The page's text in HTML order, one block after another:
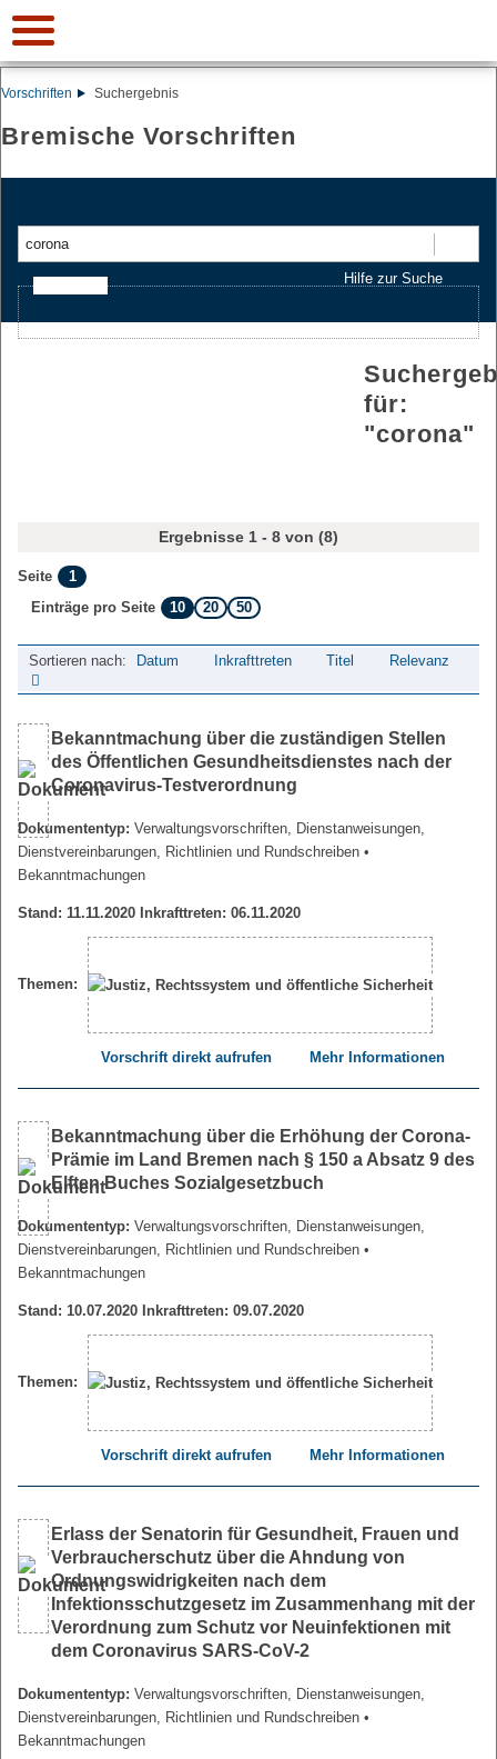
Vorschriften Suchergebnis
Bremische Vorschriften
Hilfe zur Suche
für:
"corona"
Ergebnisse 1 - 8 von (8)
Seite
1
Einträge pro Seite
10 20 50
Sortieren nach: Datum Inkrafttreten Titel Relevanz
Bekanntmachung über die zuständigen Stellen
des Öffentlichen Gesundheitsdienstes nach der
Coronavirus-Testverordnung
Dokumententyp: Verwaltungsvorschriften, Dienstanweisungen,
Dienstvereinbarungen, Richtlinien und Rundschreiben •
Bekanntmachungen
Stand: 11.11.2020 Inkrafttreten: 06.11.2020
Themen:
Vorschrift direkt aufrufen Mehr Informationen
Bekanntmachung über die Erhöhung der Corona-
Prämie im Land Bremen nach § 150 a Absatz 9 des
Elften Buches Sozialgesetzbuch
Dokumententyp: Verwaltungsvorschriften, Dienstanweisungen,
Dienstvereinbarungen, Richtlinien und Rundschreiben •
Bekanntmachungen
Stand: 10.07.2020 Inkrafttreten: 09.07.2020
Themen:
Vorschrift direkt aufrufen Mehr Informationen
Erlass der Senatorin für Gesundheit, Frauen und
Verbraucherschutz über die Ahndung von
Ordnungswidrigkeiten nach dem
Infektionsschutzgesetz im Zusammenhang mit der
Verordnung zum Schutz vor Neuinfektionen mit
dem Coronavirus SARS-CoV-2
Dokumententyp: Verwaltungsvorschriften, Dienstanweisungen,
Dienstvereinbarungen, Richtlinien und Rundschreiben •
Bekanntmachungen